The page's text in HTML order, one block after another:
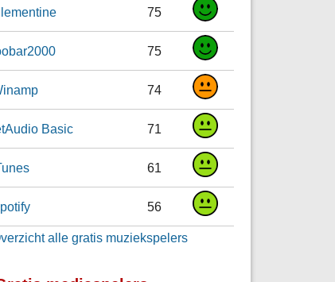
75
75
74
Basic 71
61
56
alle gratis muziekspelers